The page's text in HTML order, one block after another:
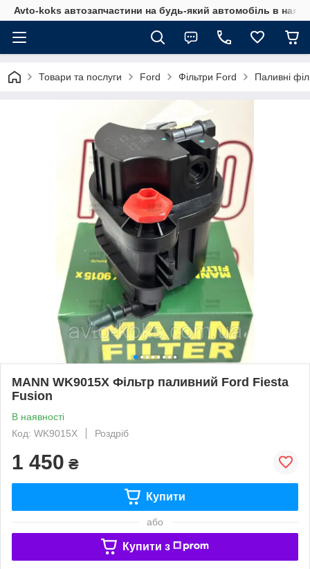
Avto-koks автозапчастини на будь-який автомобіль в
Товари та послуги Ford Фільтри Ford Паливні
MANN WK9015X Фільтр паливний Ford Fiesta
Fusion
В наявності
Код: WK9015X
Роздріб
1 450 ₴
Купити
або
Купити з